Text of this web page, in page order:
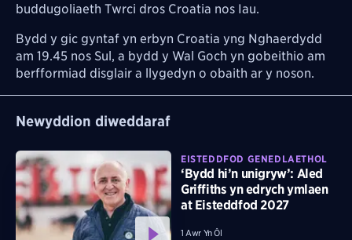
buddugoliaeth Twrci dros Croatia nos Iau.
Bydd y gic gyntaf yn erbyn Croatia yng Nghaerdydd
am 19.45 nos Sul, a bydd y Wal Goch yn gobeithio am
berfformiad disglair a llygedyn o obaith ar y noson.
Newyddion diweddaraf
EISTEDDFOD GENEDLAETHOL
‘Bydd hi’n unigryw’: Aled
Griffiths yn edrych ymlaen
at Eisteddfod 2027
1 Awr Yn Ôl